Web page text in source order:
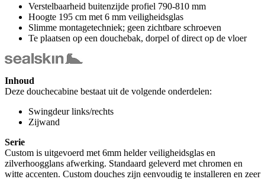
Verstelbaarheid buitenzijde profiel 790-810 mm
Hoogte 195 cm met 6 mm veiligheidsglas
Slimme montagetechniek; geen zichtbare schroeven
Te plaatsen op een douchebak, dorpel of direct op de vloer
Inhoud
Deze douchecabine bestaat uit de volgende onderdelen:
Swingdeur links/rechts
Zijwand
Serie
Custom is uitgevoerd met 6mm helder veiligheidsglas en
zilverhoogglans afwerking. Standaard geleverd met chromen en
witte accenten. Custom douches zijn eenvoudig te installeren en zeer